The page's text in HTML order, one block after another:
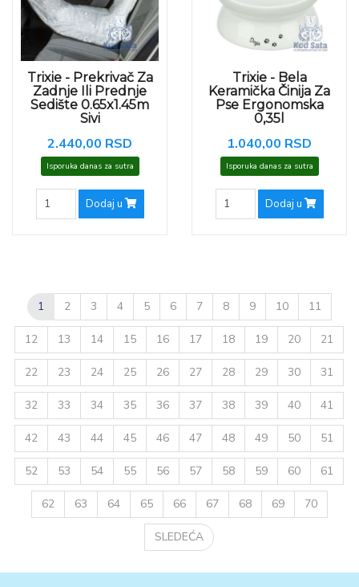
Trixie - Prekrivač Za
Zadnje Ili Prednje
Sedište 0.65x1.45m
Sivi
2.440,00 RSD
Isporuka danas za sutra
Dodaj u
Trixie - Bela
Keramička Činija Za
Pse Ergonomska
0,35l
1.040,00 RSD
Isporuka danas za sutra
Dodaj u
1 2 3 4 5 6 7 8 9 10 11
12 13 14 15 16 17 18 19 20 21
22 23 24 25 26 27 28 29 30 31
32 33 34 35 36 37 38 39 40 41
42 43 44 45 46 47 48 49 50 51
52 53 54 55 56 57 58 59 60 61
62 63 64 65 66 67 68 69 70
SLEDEĆA